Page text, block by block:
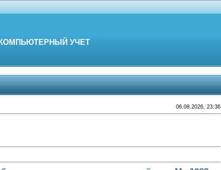
КОМПЬЮТЕРНЫЙ УЧЕТ
06.08.2026, 23:36